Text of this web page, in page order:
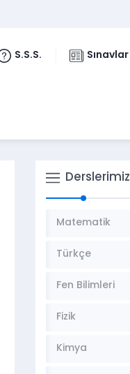
S.S.S. Sınavlar
Derslerimiz
Matematik
Türkçe
Fen Bilimleri
Fizik
Kimya